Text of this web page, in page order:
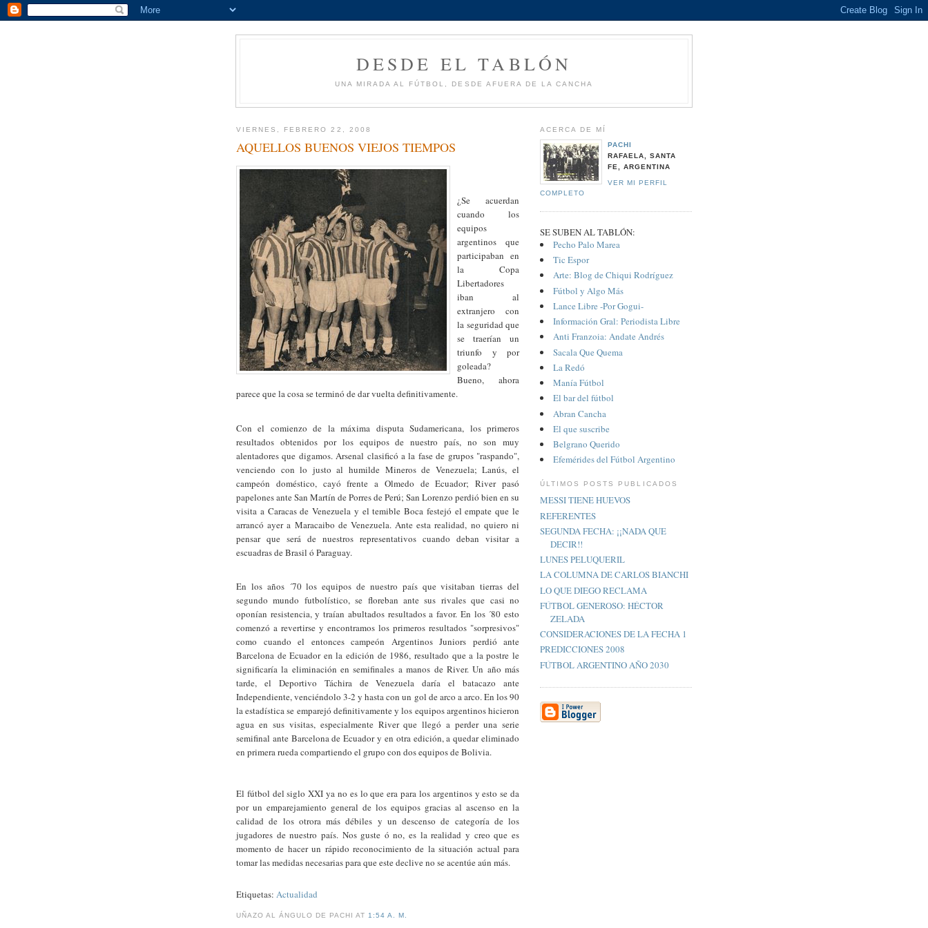
DESDE EL TABLÓN
UNA MIRADA AL FÚTBOL, DESDE AFUERA DE LA CANCHA
VIERNES, FEBRERO 22, 2008
AQUELLOS BUENOS VIEJOS TIEMPOS
¿Se acuerdan
cuando los
equipos
argentinos que
participaban en
la Copa
Libertadores
iban al
extranjero con
la seguridad que
se traerían un
triunfo y por
goleada?
Bueno, ahora
parece que la cosa se terminó de dar vuelta definitivamente.
Con el comienzo de la máxima disputa Sudamericana, los primeros
resultados obtenidos por los equipos de nuestro país, no son muy
alentadores que digamos. Arsenal clasificó a la fase de grupos "raspando",
venciendo con lo justo al humilde Mineros de Venezuela; Lanús, el
campeón doméstico, cayó frente a Olmedo de Ecuador; River pasó
papelones ante San Martín de Porres de Perú; San Lorenzo perdió bien en su
visita a Caracas de Venezuela y el temible Boca festejó el empate que le
arrancó ayer a Maracaibo de Venezuela. Ante esta realidad, no quiero ni
pensar que será de nuestros representativos cuando deban visitar a
escuadras de Brasil ó Paraguay.
En los años ´70 los equipos de nuestro país que visitaban tierras del
segundo mundo futbolístico, se floreban ante sus rivales que casi no
oponían resistencia, y traían abultados resultados a favor. En los ´80 esto
comenzó a revertirse y encontramos los primeros resultados "sorpresivos"
como cuando el entonces campeón Argentinos Juniors perdió ante
Barcelona de Ecuador en la edición de 1986, resultado que a la postre le
significaría la eliminación en semifinales a manos de River. Un año más
tarde, el Deportivo Táchira de Venezuela daría el batacazo ante
Independiente, venciéndolo 3-2 y hasta con un gol de arco a arco. En los 90
la estadística se emparejó definitivamente y los equipos argentinos hicieron
agua en sus visitas, especialmente River que llegó a perder una serie
semifinal ante Barcelona de Ecuador y en otra edición, a quedar eliminado
en primera rueda compartiendo el grupo con dos equipos de Bolivia.
El fútbol del siglo XXI ya no es lo que era para los argentinos y esto se da
por un emparejamiento general de los equipos gracias al ascenso en la
calidad de los otrora más débiles y un descenso de categoría de los
jugadores de nuestro país. Nos guste ó no, es la realidad y creo que es
momento de hacer un rápido reconocimiento de la situación actual para
tomar las medidas necesarias para que este declive no se acentúe aún más.
Etiquetas: Actualidad
UÑAZO AL ÁNGULO DE PACHI AT 1:54 A. M.
ACERCA DE MÍ
PACHI
RAFAELA, SANTA
FE, ARGENTINA
VER MI PERFIL
COMPLETO
SE SUBEN AL TABLÓN:
Pecho Palo Marea
Tic Espor
Arte: Blog de Chiqui Rodríguez
Fútbol y Algo Más
Lance Libre -Por Gogui-
Información Gral: Periodista Libre
Anti Franzoia: Andate Andrés
Sacala Que Quema
La Redó
Manía Fútbol
El bar del fútbol
Abran Cancha
El que suscribe
Belgrano Querido
Efemérides del Fútbol Argentino
ÚLTIMOS POSTS PUBLICADOS
MESSI TIENE HUEVOS
REFERENTES
SEGUNDA FECHA: ¡¡NADA QUE
DECIR!!
LUNES PELUQUERIL
LA COLUMNA DE CARLOS BIANCHI
LO QUE DIEGO RECLAMA
FÚTBOL GENEROSO: HÉCTOR
ZELADA
CONSIDERACIONES DE LA FECHA 1
PREDICCIONES 2008
FÚTBOL ARGENTINO AÑO 2030